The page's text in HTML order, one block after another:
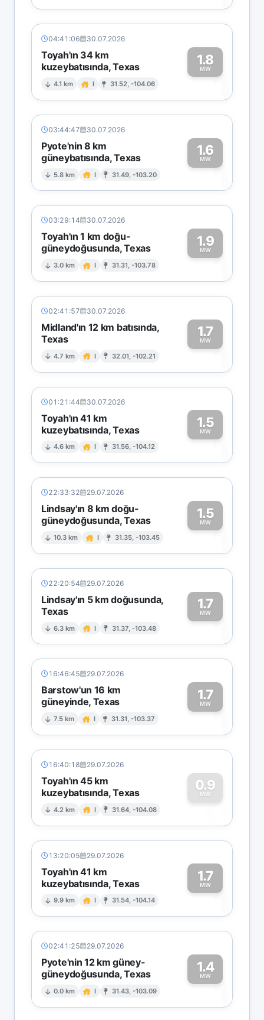
04:41:06 30.07.2026
Toyah'ın 34 km
kuzeybatısında, Texas
4.1 km I 31.52, -104.06
1.8
MW1
03:44:47 30.07.2026
Pyote'nin 8 km
güneybatısında, Texas
5.8 km I 31.49, -103.20
1.6
MW1
03:29:14 30.07.2026
Toyah'ın 1 km doğu-
güneydoğusunda, Texas
3.0 km I 31.31, -103.78
1.9
MW1
02:41:57 30.07.2026
Midland'ın 12 km batısında,
Texas
4.7 km I 32.01, -102.21
1.7
MW1
01:21:44 30.07.2026
Toyah'ın 41 km
kuzeybatısında, Texas
4.6 km I 31.56, -104.12
1.5
MW1
22:33:32 29.07.2026
Lindsay'ın 8 km doğu-
güneydoğusunda, Texas
10.3 km I 31.35, -103.45
1.5
MW1
22:20:54 29.07.2026
Lindsay'ın 5 km doğusunda,
Texas
6.3 km I 31.37, -103.48
1.7
MW1
16:46:45 29.07.2026
Barstow'un 16 km
güneyinde, Texas
7.5 km I 31.31, -103.37
1.7
MW1
16:40:18 29.07.2026
Toyah'ın 45 km
kuzeybatısında, Texas
4.2 km I 31.64, -104.08
0.9
MW
0
13:20:05 29.07.2026
Toyah'ın 41 km
kuzeybatısında, Texas
9.9 km I 31.54, -104.14
1.7
MW1
02:41:25 29.07.2026
Pyote'nin 12 km güney-
güneydoğusunda, Texas
0.0 km I 31.43, -103.09
1.4
MW1